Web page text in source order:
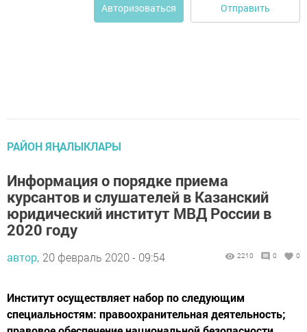
Авторизоваться Отправить
РАЙОН ЯҢАЛЫКЛАРЫ
Информация о порядке приема
курсантов и слушателей в Казанский
юридический институт МВД России в
2020 году
автор, 20 февраль 2020 - 09:54 2210 0 0
Институт осуществляет набор по следующим
специальностям: правоохранительная деятельность;